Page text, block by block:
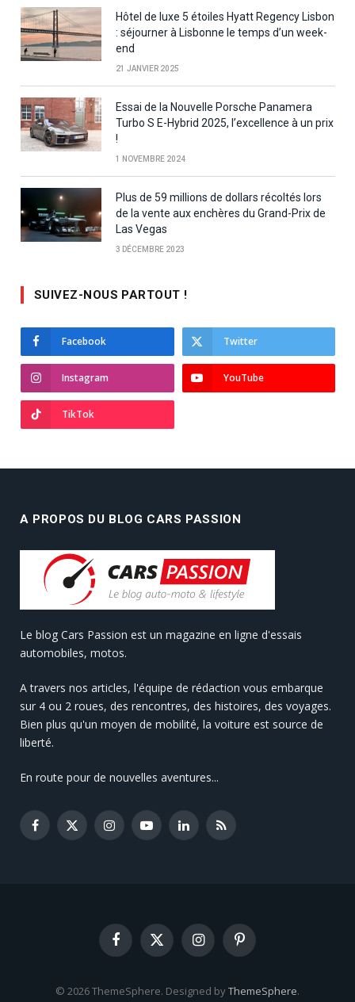
Hôtel de luxe 5 étoiles Hyatt Regency Lisbon
: séjourner à Lisbonne le temps d’un week-
end
21 JANVIER 2025
Essai de la Nouvelle Porsche Panamera
Turbo S E-Hybrid 2025, l’excellence à un prix
!
1 NOVEMBRE 2024
Plus de 59 millions de dollars récoltés lors
de la vente aux enchères du Grand-Prix de
Las Vegas
3 DÉCEMBRE 2023
SUIVEZ-NOUS PARTOUT !
Facebook Twitter
Instagram YouTube
TikTok
A PROPOS DU BLOG CARS PASSION
Le blog Cars Passion est un magazine en ligne d'essais
automobiles, motos.
A travers nos articles, l'équipe de rédaction vous embarque
sur 4 ou 2 roues, des rencontres, des histoires, des voyages.
Bien plus qu'un moyen de mobilité, la voiture est source de
liberté.
En route pour de nouvelles aventures...
Facebook
X
InstagramYouTubeLinkedInRSS
Facebook
X
(Twitter)
InstagramPinterest
© 2026 ThemeSphere. Designed byThemeSphere.